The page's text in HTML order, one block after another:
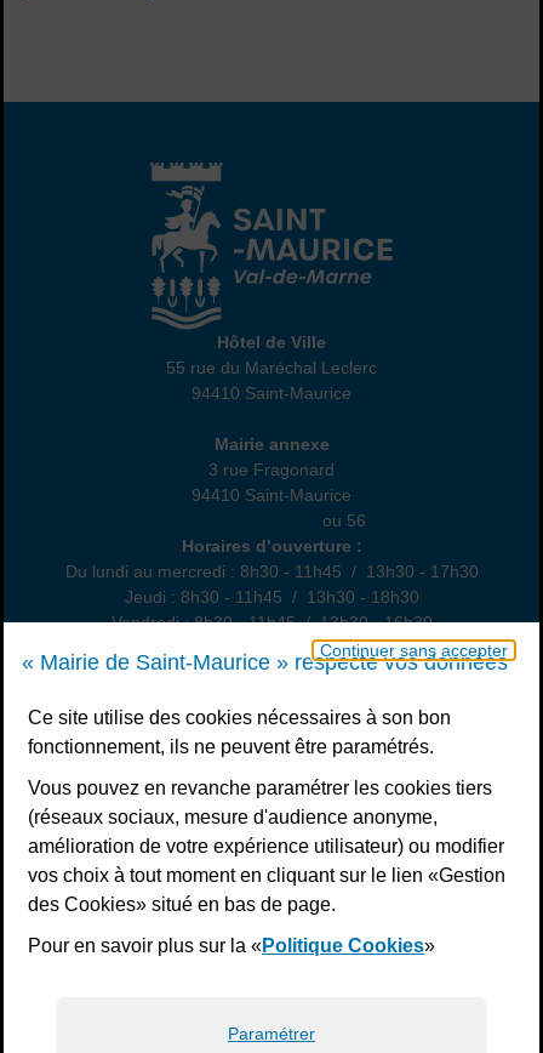
Continuer sans accepter
« Mairie de Saint-Maurice » respecte vos données
Ce site utilise des cookies nécessaires à son bon
fonctionnement, ils ne peuvent être paramétrés.
Vous pouvez en revanche paramétrer les cookies tiers
(réseaux sociaux, mesure d'audience anonyme,
amélioration de votre expérience utilisateur) ou modifier
vos choix à tout moment en cliquant sur le lien «Gestion
des Cookies» situé en bas de page.
Pour en savoir plus sur la «Politique Cookies»
Paramétrer
Hôtel de Ville
Hôtel de Ville
55 rue du Maréchal Leclerc
94410 Saint-Maurice
Annexe
Mairie annexe
3 rue Fragonard
94410 Saint-Maurice
ou 56
Horaires d’ouverture :
Du lundi au mercredi : 8h30 - 11h45 / 13h30 - 17h30
Jeudi : 8h30 - 11h45 / 13h30 - 18h30
Vendredi : 8h30 - 11h45 / 13h30 - 16h30
Un samedi par mois : permanence état civil, sur rendez-vous
S’inscrire à la newsletter
Télécharger l’application
Nous suivre
Facebook
Instagram
Youtube
LinkedIn
Calaméo